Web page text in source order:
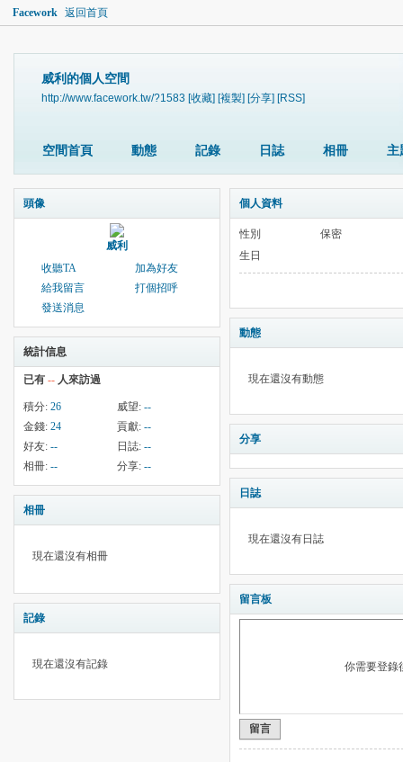
Facework 返回首頁
威利的個人空間
http://www.facework.tw/?1583 [收藏] [複製] [分享] [RSS]
空間首頁 動態 記錄 日誌 相冊 主
頭像
威利
收聽TA
加為好友
給我留言
打個招呼
發送消息
統計信息
已有 -- 人來訪過
積分: 26 威望: --
金錢: 24 貢獻: --
好友: -- 日誌: --
相冊: -- 分享: --
相冊
現在還沒有相冊
記錄
現在還沒有記錄
個人資料
性別
保密
生日
動態
現在還沒有動態
分享
日誌
現在還沒有日誌
留言板
你需要登錄
留言